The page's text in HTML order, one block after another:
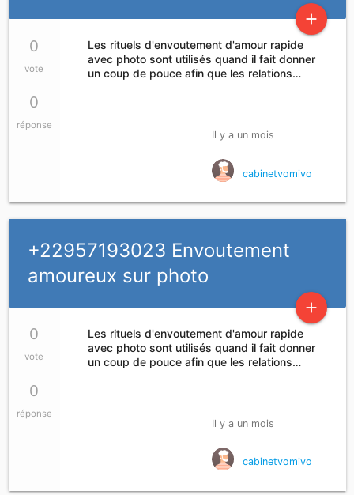
add
0
vote
0
réponse
Les rituels d'envoutement d'amour rapide
avec photo sont utilisés quand il fait donner
un coup de pouce afin que les relations…
Il y a un mois
cabinetvomivo
+22957193023 Envoutement
amoureux sur photo
add
0
vote
0
réponse
Les rituels d'envoutement d'amour rapide
avec photo sont utilisés quand il fait donner
un coup de pouce afin que les relations…
Il y a un mois
cabinetvomivo